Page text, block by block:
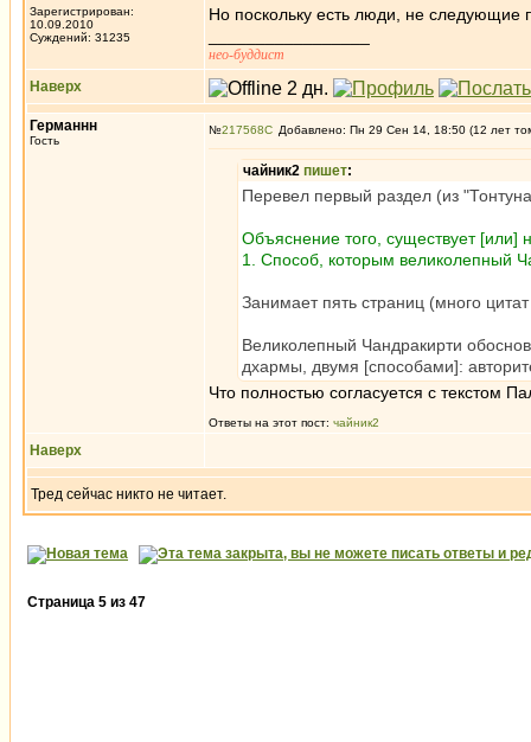
Зарегистрирован:
10.09.2010
Суждений: 31235
Но поскольку есть люди, не следующие
нео-буддист
Наверх
Германнн
Гость
№217568 Добавлено: Пн 29 Сен 14, 18:50 (12 лет
чайник2 пишет:
Перевел первый раздел (из
Объяснение того, существует [или]
1. Способ, которым великолепный
Занимает пять страниц (много
Великолепный Чандракирти
дхармы, двумя [способами]:
Что полностью согласуется с текстом
Ответы на этот пост: чайник2
Наверх
Тред сейчас никто не читает.
Страница 5 из 47